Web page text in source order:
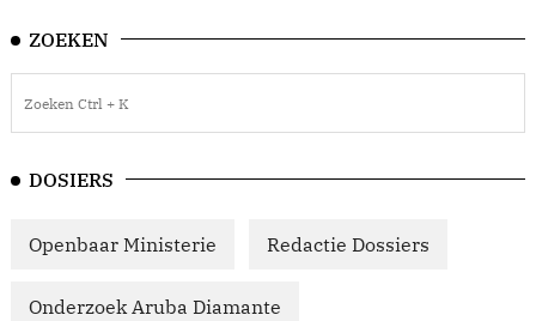
ZOEKEN
DOSIERS
Openbaar Ministerie Redactie Dossiers
Onderzoek Aruba Diamante